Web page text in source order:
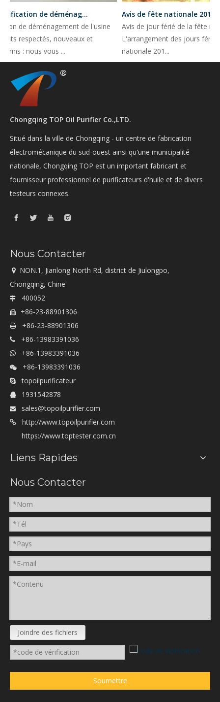
TOP Notification de déménagement d'usine
de déménagement de l'usine
respectés, nouveaux et
: nous vous ...
Avis de fête nationale 2019
Avis de jour férié de la fête
L'arrangement des jours fériés
nationale 201...
Chongqing TOP Oil Purifier Co.,LTD.
Situé dans la ville de Chongqing - un centre de fabrication
électromécanique du sud-ouest ainsi qu'une municipalité
nationale, Chongqing TOP est un important fabricant et
fournisseur professionnel de purificateurs d'huile et de divers
testeurs connexes.
Nous Contacter

NON.1, Jianlong North Rd, district de Jiulongpo,
Chongqing, Chine
 400052
 +86-23-88901306
 +86-23-88901306
 +86-13983391036
 +86-13983391036
 +86-13983391036
 topoilpurificateur
 1931542878
 sales@topoilpurifier.com

http://www.topoilpurifier.com
https://www.toptester.com.cn
Liens Rapides
Nous Contacter
Joindre des fichiers
Soumettre